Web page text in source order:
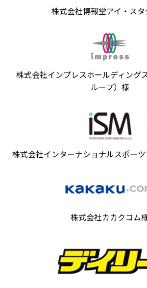
株式会社博報堂アイ・ス
株式会社インプレスホールディング
ループ）様
株式会社インターナショナルスポー
株式会社カカクコム